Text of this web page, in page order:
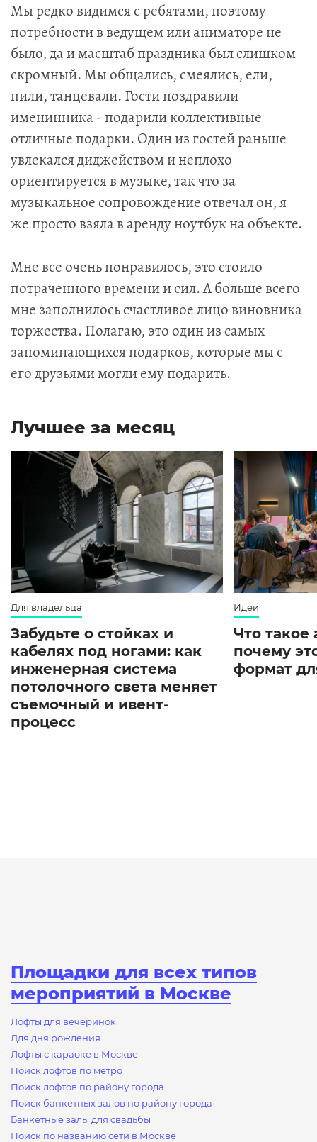
Мы редко видимся с ребятами, поэтому
потребности в ведущем или аниматоре не
было, да и масштаб праздника был слишком
скромный. Мы общались, смеялись, ели,
пили, танцевали. Гости поздравили
именинника - подарили коллективные
отличные подарки. Один из гостей раньше
увлекался диджейством и неплохо
ориентируется в музыке, так что за
музыкальное сопровождение отвечал он, я
же просто взяла в аренду ноутбук на объекте.
Мне все очень понравилось, это стоило
потраченного времени и сил. А больше всего
мне заполнилось счастливое лицо виновника
торжества. Полагаю, это один из самых
запоминающихся подарков, которые мы с
его друзьями могли ему подарить.
Лучшее за месяц
Для владельца
Забудьте о стойках и
кабелях под ногами: как
инженерная система
потолочного света меняет
съемочный и ивент-
процесс
Идеи
Что такое
почему
формат
Площадки для всех типов
мероприятий в Москве
Лофты для вечеринок
Для дня рождения
Лофты с караоке в Москве
Поиск лофтов по метро
Поиск лофтов по району города
Поиск банкетных залов по району города
Банкетные залы для свадьбы
Поиск по названию сети в Москве